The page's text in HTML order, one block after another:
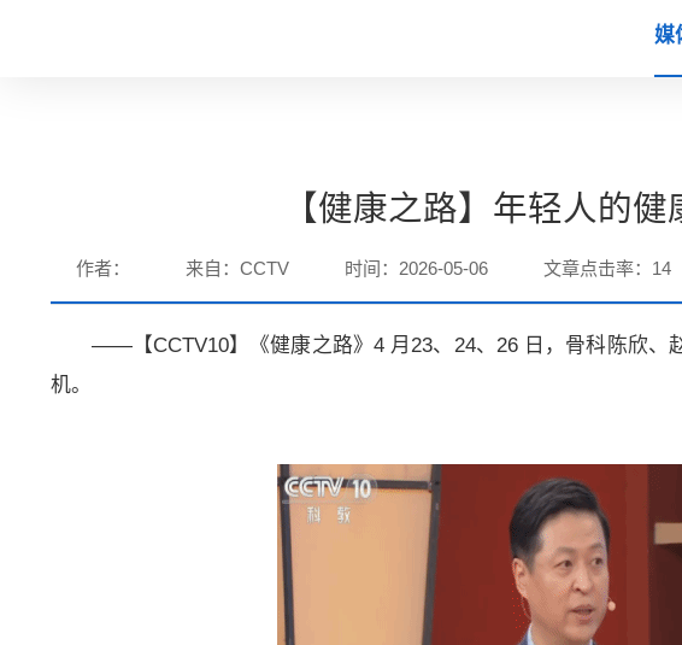
媒
【健康之路】年轻人的健
作者： 来自：CCTV 时间：2026-05-06 文章点击率： 14
——【CCTV10】《健康之路》4 月23、24、26 日，骨科陈欣、
机。